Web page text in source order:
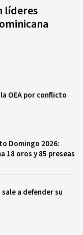
líderes
OEA por conflicto
Domingo 2026:
18 oros y 85 preseas
sale a defender su